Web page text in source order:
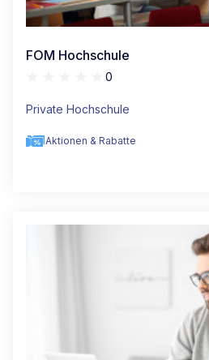
FOM Hochschule
0
Private Hochschule
Aktionen & Rabatte